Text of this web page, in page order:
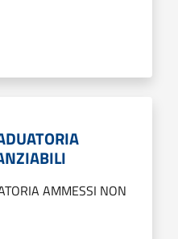
AMMESSI NON